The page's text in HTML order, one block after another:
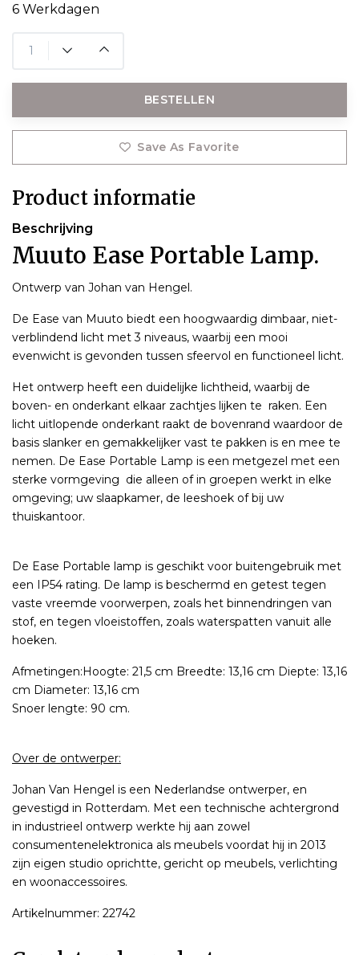
6 Werkdagen
BESTELLEN
Save As Favorite
Product informatie
Beschrijving
Muuto Ease Portable Lamp.
Ontwerp van Johan van Hengel.
De Ease van Muuto biedt een hoogwaardig dimbaar, niet-
verblindend licht met 3 niveaus, waarbij een mooi
evenwicht is gevonden tussen sfeervol en functioneel licht.
Het ontwerp heeft een duidelijke lichtheid, waarbij de
boven- en onderkant elkaar zachtjes lijken te raken. Een
licht uitlopende onderkant raakt de bovenrand waardoor de
basis slanker en gemakkelijker vast te pakken is en mee te
nemen. De Ease Portable Lamp is een metgezel met een
sterke vormgeving die alleen of in groepen werkt in elke
omgeving; uw slaapkamer, de leeshoek of bij uw
thuiskantoor.
De Ease Portable lamp is geschikt voor buitengebruik met
een IP54 rating. De lamp is beschermd en getest tegen
vaste vreemde voorwerpen, zoals het binnendringen van
stof, en tegen vloeistoffen, zoals waterspatten vanuit alle
hoeken.
Afmetingen:Hoogte: 21,5 cm Breedte: 13,16 cm Diepte: 13,16
cm Diameter: 13,16 cm
Snoer lengte: 90 cm.
Over de ontwerper:
Johan Van Hengel is een Nederlandse ontwerper, en
gevestigd in Rotterdam. Met een technische achtergrond
in industrieel ontwerp werkte hij aan zowel
consumentenelektronica als meubels voordat hij in 2013
zijn eigen studio oprichtte, gericht op meubels, verlichting
en woonaccessoires.
Artikelnummer: 22742